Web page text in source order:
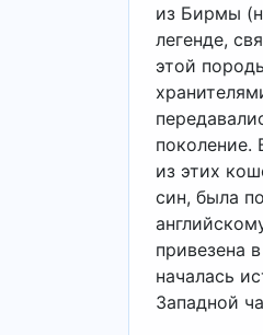
из Бирмы
легенде,
этой
поколение.
из этих
син, была
привезена
началась
Западной